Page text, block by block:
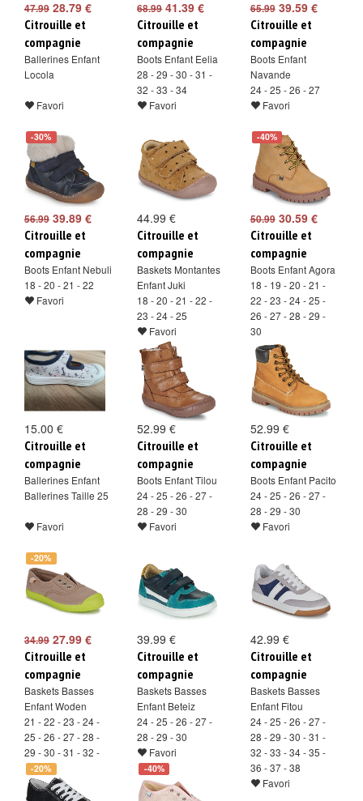
47.99 28.79 €
Citrouille et
compagnie
Ballerines Enfant
Locola
Favori
68.9941.39 €
Citrouille et
compagnie
Boots Enfant Eelia
28 - 29 - 30 - 31 -
32 - 33 - 34
Favori
65.9939.59 €
Citrouille et
compagnie
Boots Enfant
Navande
24 - 25 - 26 - 27
Favori
-30%
56.99 39.89 €
Citrouille et
compagnie
Boots Enfant Nebuli
18 - 20 - 21 - 22
Favori
44.99 €
Citrouille et
compagnie
Baskets Montantes
Enfant Juki
18 - 20 - 21 - 22 -
23 - 24 - 25
Favori
-40%
50.9930.59 €
Citrouille et
compagnie
Boots Enfant Agora
18 - 19 - 20 - 21 -
22 - 23 - 24 - 25 -
26 - 27 - 28 - 29 -
30
Favori
15.00 €
Citrouille et
compagnie
Ballerines Enfant
Ballerines Taille 25
Favori
52.99 €
Citrouille et
compagnie
Boots Enfant Tilou
24 - 25 - 26 - 27 -
28 - 29 - 30
Favori
52.99 €
Citrouille et
compagnie
Boots Enfant Pacito
24 - 25 - 26 - 27 -
28 - 29 - 30
Favori
-20%
34.99 27.99 €
Citrouille et
compagnie
Baskets Basses
Enfant Woden
21 - 22 - 23 - 24 -
25 - 26 - 27 - 28 -
29 - 30 - 31 - 32 -
33 - 34
Favori
39.99 €
Citrouille et
compagnie
Baskets Basses
Enfant Beteiz
24 - 25 - 26 - 27 -
28 - 29 - 30
Favori
42.99 €
Citrouille et
compagnie
Baskets Basses
Enfant Fitou
24 - 25 - 26 - 27 -
28 - 29 - 30 - 31 -
32 - 33 - 34 - 35 -
36 - 37 - 38
Favori
-20% -40%